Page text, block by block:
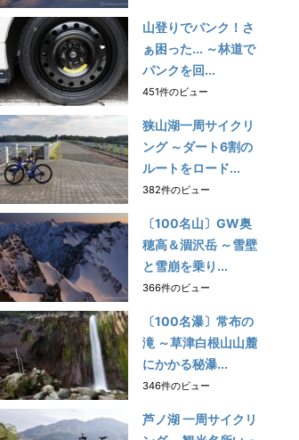
山登りでパンク！さ
ぁ困った... ～林道で
パンクを回...
451件のビュー
狭山湖一周サイクリ
ング ～ダート6割の
ルートをロード...
382件のビュー
〔100名山〕GW奥
穂高＆涸沢岳 ～雪壁
と雪崩を乗り...
366件のビュー
〔100名瀑〕常布の
滝 ～草津白根山山麓
にかかる秘瀑...
346件のビュー
芦ノ湖 一周サイクリ